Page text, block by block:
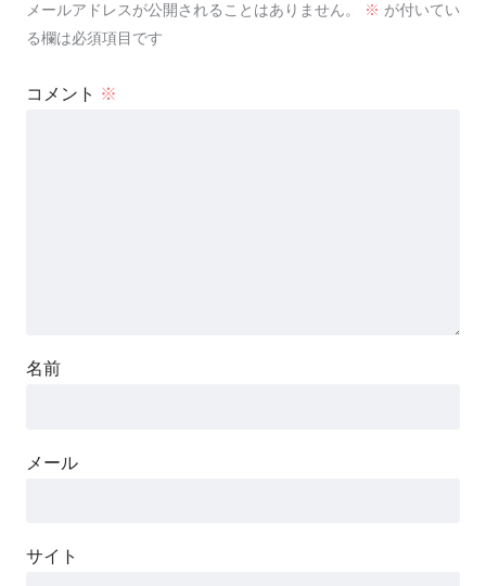
メールアドレスが公開されることはありません。 ※ が付いてい
る欄は必須項目です
コメント ※
名前
メール
サイト